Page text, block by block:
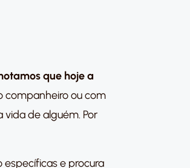
que hoje a
companheiro ou com
de alguém. Por
específicas e procura